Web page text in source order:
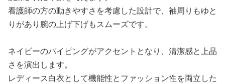
看護師の方の動きやすさを考慮した設計で、袖周りもゆと
りがあり腕の上げ下げもスムーズです。
ネイビーのパイピングがアクセントとなり、清潔感と上品
さを演出します。
レディース白衣として機能性とファッション性を両立した